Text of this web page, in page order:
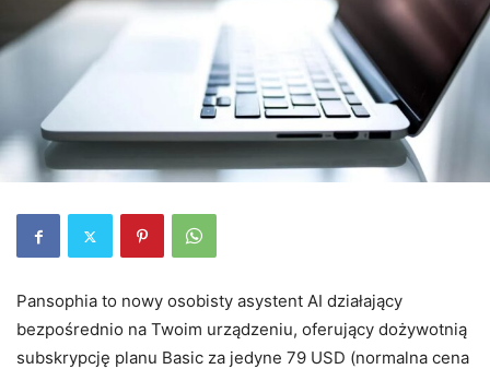
Pansophia to nowy osobisty asystent AI działający
bezpośrednio na Twoim urządzeniu, oferujący dożywotnią
subskrypcję planu Basic za jedyne 79 USD (normalna cena